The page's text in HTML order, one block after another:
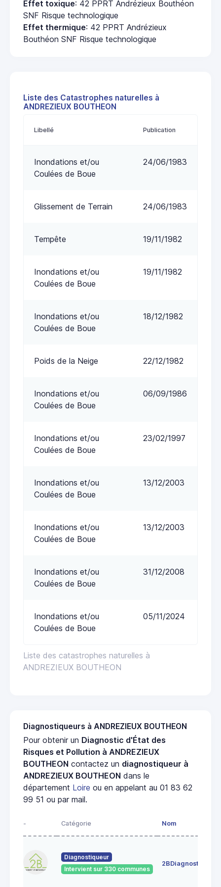
Effet toxique: 42 PPRT Andrézieux Bouthéon
SNF Risque technologique
Effet thermique: 42 PPRT Andrézieux
Bouthéon SNF Risque technologique
Liste des Catastrophes naturelles à
ANDREZIEUX BOUTHEON
Liste des catastrophes naturelles à
ANDREZIEUX BOUTHEON
Libellé Publication
Inondations et/ou
Coulées de Boue
24/06/1983
Glissement de Terrain 24/06/1983
Tempête 19/11/1982
Inondations et/ou
Coulées de Boue
19/11/1982
Inondations et/ou
Coulées de Boue
18/12/1982
Poids de la Neige 22/12/1982
Inondations et/ou
Coulées de Boue
06/09/1986
Inondations et/ou
Coulées de Boue
23/02/1997
Inondations et/ou
Coulées de Boue
13/12/2003
Inondations et/ou
Coulées de Boue
13/12/2003
Inondations et/ou
Coulées de Boue
31/12/2008
Inondations et/ou
Coulées de Boue
05/11/2024
Diagnostiqueurs à ANDREZIEUX BOUTHEON
Pour obtenir un Diagnostic d'État des
Risques et Pollution à ANDREZIEUX
BOUTHEON contactez un diagnostiqueur à
ANDREZIEUX BOUTHEON dans le
département Loire ou en appelant au 01 83 62
99 51 ou par mail.
- Catégorie Nom
Diagnostiqueur
Intervient sur 330 communes
2BDiagnostics